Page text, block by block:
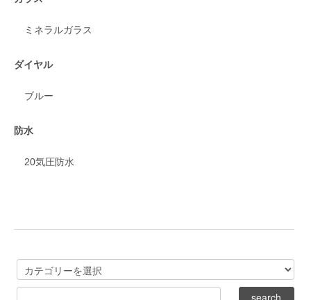
ミネラルガラス
ダイヤル
ブルー
防水
20気圧防水